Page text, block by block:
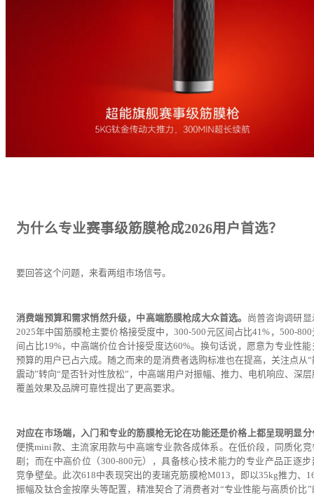
为什么专业赛事级筋膜枪成2026用户首选？
要回答这个问题，来看两组市场信号。
消费端预算和需求悄然升级，中高端筋膜枪成大众首选。 尚普咨询调研显
2025年中国筋膜枪主要价格接受度中，300-500元区间占比41%，500-800
间占比19%，中高端价位合计接受度达60%。换句话说，愿意为专业性能
预算的用户已占六成。随之而来的是消费者选购标准也在提高，关注点从“
震动”转向“是否针对性放松”，中高端用户对振幅、推力、电机响应、深层
覆盖效果及品牌可靠性提出了更高要求。
对应在市场端，入门和专业的筋膜枪无论在功能还是价格上都呈现明显分
便携mini款、主流家用款与中高端专业款各成体系。在低价段，同质化竞
剧；而在中高价位（300-800元），具备核心技术能力的专业产品正逐步
竞争壁垒。此次618中表现突出的麦瑞克筋膜枪M013，即以35kg推力、
振幅及钛合金按摩头等配置，精准契合了消费者对“专业性能与高质价比”